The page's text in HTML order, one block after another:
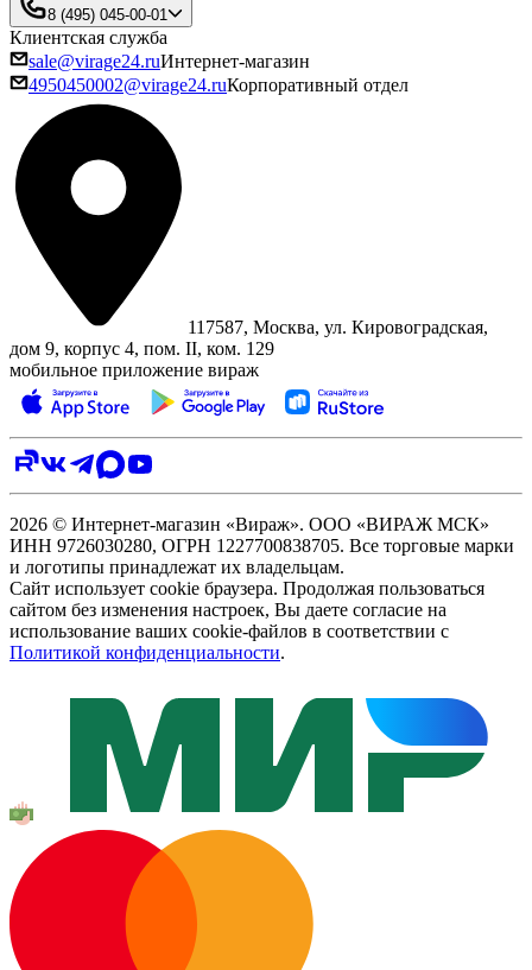
8 (495) 045-00-01
Клиентская служба
sale@virage24.ruИнтернет-магазин
4950450002@virage24.ruКорпоративный отдел
117587, Москва, ул. Кировоградская,
дом 9, корпус 4, пом. II, ком. 129
мобильное приложение вираж
2026 © Интернет-магазин «Вираж». ООО «ВИРАЖ МСК»
ИНН 9726030280, ОГРН 1227700838705. Все торговые марки
и логотипы принадлежат их владельцам.
Сайт использует cookie браузера. Продолжая пользоваться
сайтом без изменения настроек, Вы даете согласие на
использование ваших cookie-файлов в соответствии с
Политикой конфиденциальности.